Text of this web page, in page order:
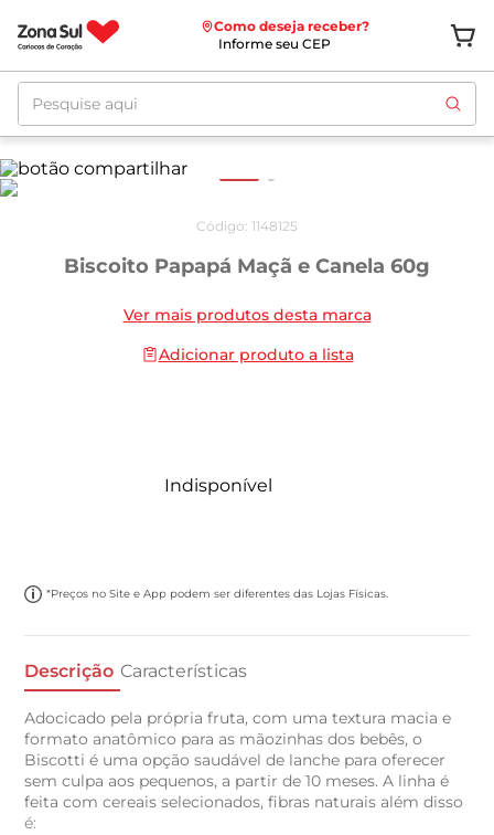
Como deseja receber?
Informe seu CEP
Pesquise aqui
Código: 1148125
Biscoito Papapá Maçã e Canela 60g
Ver mais produtos desta marca
Adicionar produto a lista
Indisponível
*Preços no Site e App podem ser diferentes das Lojas Físicas.
Descrição Características
Adocicado pela própria fruta, com uma textura macia e
formato anatômico para as mãozinhas dos bebês, o
Biscotti é uma opção saudável de lanche para oferecer
sem culpa aos pequenos, a partir de 10 meses. A linha é
feita com cereais selecionados, fibras naturais além disso
é: